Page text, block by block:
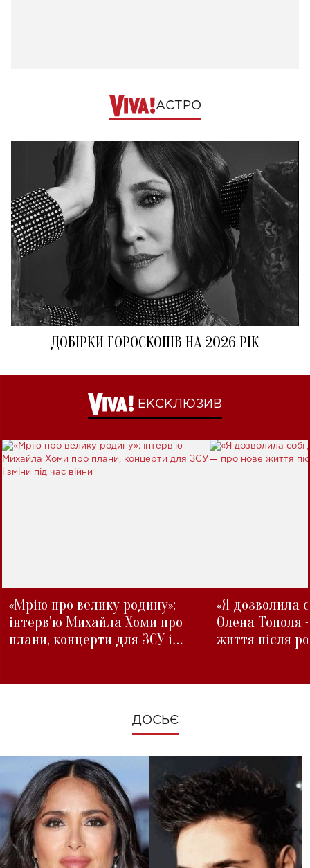
АСТРО
ДОБІРКИ ГОРОСКОПІВ НА 2026 РІК
ЕКСКЛЮЗИВ
«Мрію про велику родину»:
інтерв'ю Михайла Хоми про
плани, концерти для ЗСУ і
«Я дозволила
Олена Тополя
життя після
ДОСЬЄ